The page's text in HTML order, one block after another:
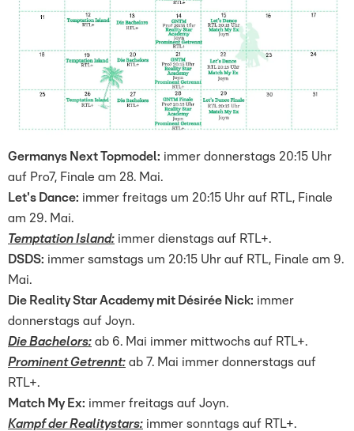
Germanys Next Topmodel: immer donnerstags 20:15 Uhr
auf Pro7, Finale am 28. Mai.
Let's Dance: immer freitags um 20:15 Uhr auf RTL, Finale
am 29. Mai.
Temptation Island: immer dienstags auf RTL+.
DSDS: immer samstags um 20:15 Uhr auf RTL, Finale am 9.
Mai.
Die Reality Star Academy mit Désirée Nick: immer
donnerstags auf Joyn.
Die Bachelors: ab 6. Mai immer mittwochs auf RTL+.
Prominent Getrennt: ab 7. Mai immer donnerstags auf
RTL+.
Match My Ex: immer freitags auf Joyn.
Kampf der Realitystars: immer sonntags auf RTL+.